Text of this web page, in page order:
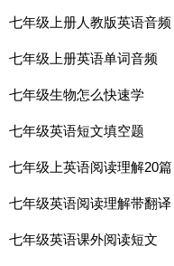
七年级上册人教版英语音频
七年级上册英语单词音频
七年级生物怎么快速学
七年级英语短文填空题
七年级上英语阅读理解20篇
七年级英语阅读理解带翻译
七年级英语课外阅读短文